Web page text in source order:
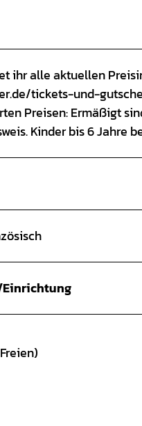
ihr alle aktuellen
tickets-und-
Preisen: Ermäßigt
Kinder bis 6 Jahre